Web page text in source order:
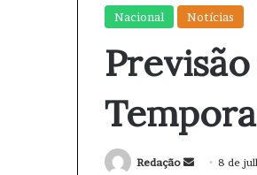
Nacional Notícias
Redação 8 de